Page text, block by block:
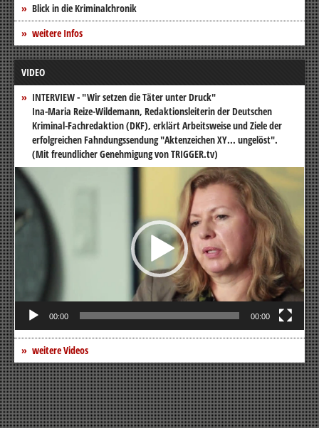
Blick in die Kriminalchronik
weitere Infos
VIDEO
INTERVIEW - "Wir setzen die Täter unter Druck"
Ina-Maria Reize-Wildemann, Redaktionsleiterin der Deutschen
Kriminal-Fachredaktion (DKF), erklärt Arbeitsweise und Ziele der
erfolgreichen Fahndungssendung "Aktenzeichen XY... ungelöst".
(Mit freundlicher Genehmigung von TRIGGER.tv)
Video-
Player
00:00 00:00
weitere Videos